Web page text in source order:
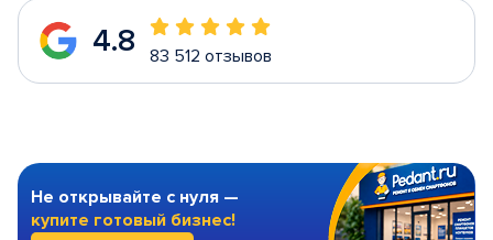
4.8 83 512 отзывов
Не открывайте с нуля —
купите готовый бизнес!